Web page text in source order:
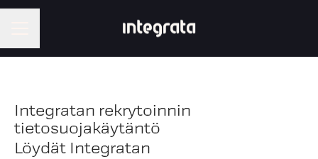
Integratan rekrytoinnin
tietosuojakäytäntö
Löydät Integratan